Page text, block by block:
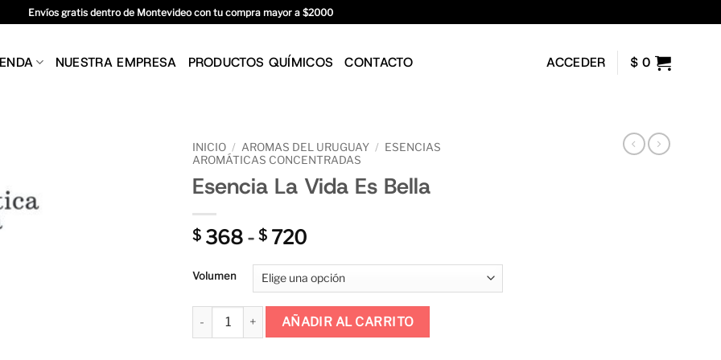
Envíos gratis dentro de Montevideo con tu compra mayor a $2000
NUESTRA EMPRESA PRODUCTOS QUÍMICOS CONTACTO ACCEDER $ 0
INICIO / AROMAS DEL URUGUAY / ESENCIAS
AROMÁTICAS CONCENTRADAS
Esencia La Vida Es Bella
$ 368 - $ 720
precios:
desde
$ 368
hasta
Volumen
Esencia La Vida Es Bella cantidad
AÑADIR AL CARRITO